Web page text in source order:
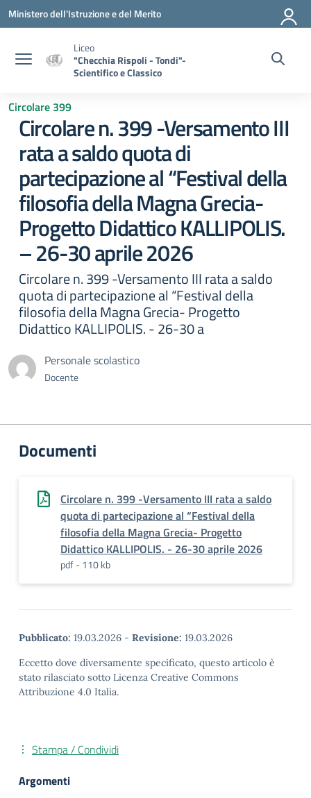
Vai ai contenuti
Vai al menu di navigazione
Vai al footer
Ministero dell'Istruzione e del Merito
Liceo
"Checchia Rispoli - Tondi"-
Scientifico e Classico
Circolare 399
Circolare n. 399 -Versamento III
rata a saldo quota di
partecipazione al “Festival della
filosofia della Magna Grecia-
Progetto Didattico KALLIPOLIS.
– 26-30 aprile 2026
Circolare n. 399 -Versamento III rata a saldo
quota di partecipazione al “Festival della
filosofia della Magna Grecia- Progetto
Didattico KALLIPOLIS. - 26-30 a
Personale scolastico
Docente
Documenti
Circolare n. 399 -Versamento III rata a saldo
quota di partecipazione al “Festival della
filosofia della Magna Grecia- Progetto
Didattico KALLIPOLIS. - 26-30 aprile 2026
pdf - 110 kb
Pubblicato: 19.03.2026 - Revisione: 19.03.2026
Eccetto dove diversamente specificato, questo articolo è
stato rilasciato sotto Licenza Creative Commons
Attribuzione 4.0 Italia.
Stampa / Condividi
Argomenti